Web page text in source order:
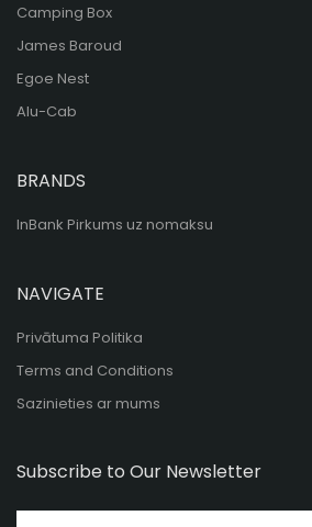
Camping Box
James Baroud
Egoe Nest
Alu-Cab
BRANDS
InBank Pirkums uz nomaksu
NAVIGATE
Privātuma Politika
Terms and Conditions
Sazinieties ar mums
Subscribe to Our Newsletter